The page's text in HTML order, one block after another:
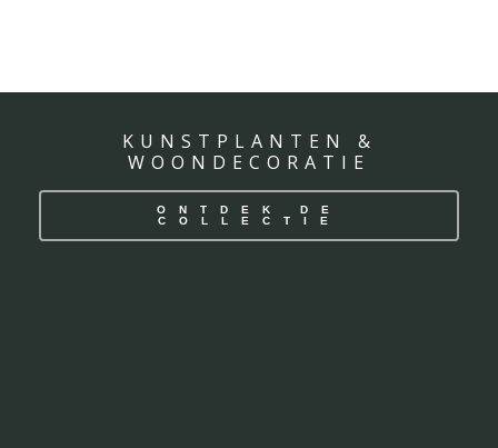
KUNSTPLANTEN &
WOONDECORATIE
ONTDEK DE
COLLECTIE